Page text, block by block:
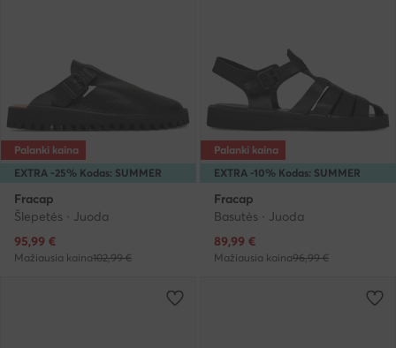
EXTRA -25% Kodas: SUMMER
Palanki kaina
Fracap
Šlepetės · Juoda
Dabartinė kaina
95,99 €
Mažiausia kaina102,99 €
EXTRA -10% Kodas: SUMMER
Palanki kaina
Fracap
Basutės · Juoda
Dabartinė kaina
89,99 €
Mažiausia kaina96,99 €